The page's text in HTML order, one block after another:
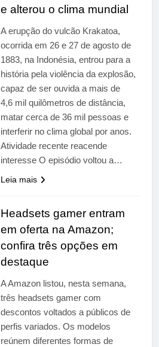
e alterou o clima mundial
A erupção do vulcão Krakatoa,
ocorrida em 26 e 27 de agosto de
1883, na Indonésia, entrou para a
história pela violência da explosão,
capaz de ser ouvida a mais de
4,6 mil quilômetros de distância,
matar cerca de 36 mil pessoas e
interferir no clima global por anos.
Atividade recente reacende
interesse O episódio voltou a…
Leia mais
Headsets gamer entram
em oferta na Amazon;
confira três opções em
destaque
A Amazon listou, nesta semana,
três headsets gamer com
descontos voltados a públicos de
perfis variados. Os modelos
reúnem diferentes formas de